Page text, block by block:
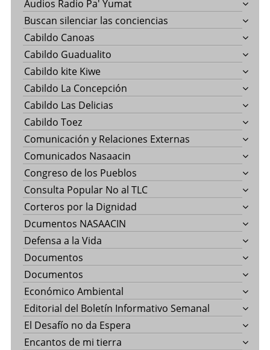
Audios Radio Pa' Yumat
Buscan silenciar las conciencias
Cabildo Canoas
Cabildo Guadualito
Cabildo kite Kiwe
Cabildo La Concepción
Cabildo Las Delicias
Cabildo Toez
Comunicación y Relaciones Externas
Comunicados Nasaacin
Congreso de los Pueblos
Consulta Popular No al TLC
Corteros por la Dignidad
Dcumentos NASAACIN
Defensa a la Vida
Documentos
Documentos
Económico Ambiental
Editorial del Boletín Informativo Semanal
El Desafío no da Espera
Encantos de mi tierra